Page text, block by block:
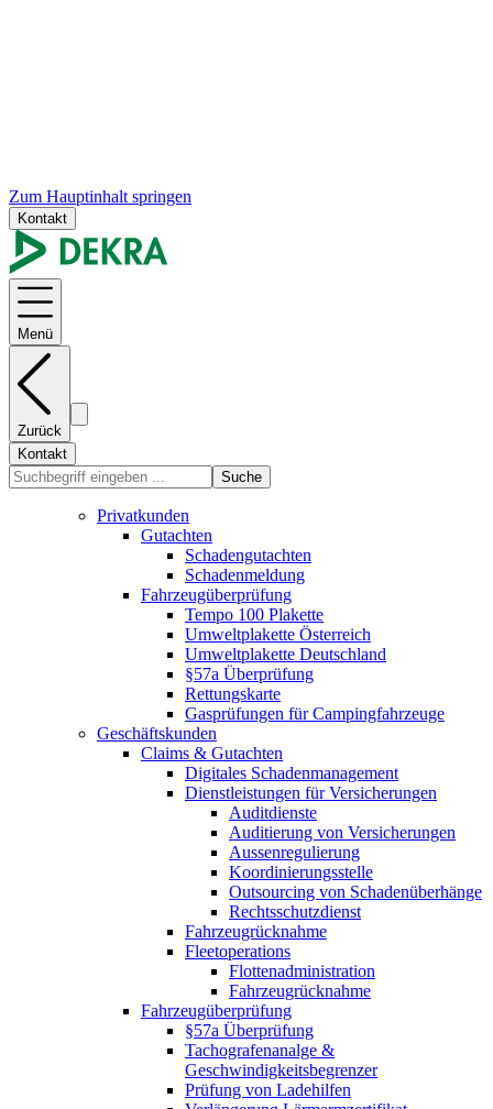
Zum Hauptinhalt springen
Kontakt
Menü
Zurück
Kontakt
Suche
Privatkunden
Gutachten
Schadengutachten
Schadenmeldung
Fahrzeugüberprüfung
Tempo 100 Plakette
Umweltplakette Österreich
Umweltplakette Deutschland
§57a Überprüfung
Rettungskarte
Gasprüfungen für Campingfahrzeuge
Geschäftskunden
Claims & Gutachten
Digitales Schadenmanagement
Dienstleistungen für Versicherungen
Auditdienste
Auditierung von Versicherungen
Aussenregulierung
Koordinierungsstelle
Outsourcing von Schadenüberhänge
Rechtsschutzdienst
Fahrzeugrücknahme
Fleetoperations
Flottenadministration
Fahrzeugrücknahme
Fahrzeugüberprüfung
§57a Überprüfung
Tachografenanalge &
Geschwindigkeitsbegrenzer
Prüfung von Ladehilfen